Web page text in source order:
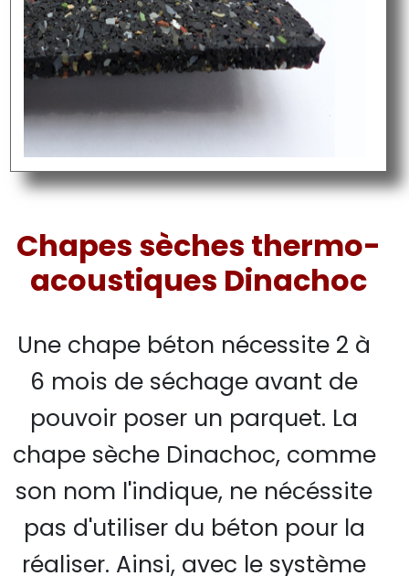
Chapes sèches thermo-
acoustiques Dinachoc
Une chape béton nécessite 2 à
6 mois de séchage avant de
pouvoir poser un parquet. La
chape sèche Dinachoc, comme
son nom l'indique, ne nécéssite
pas d'utiliser du béton pour la
réaliser. Ainsi, avec le système